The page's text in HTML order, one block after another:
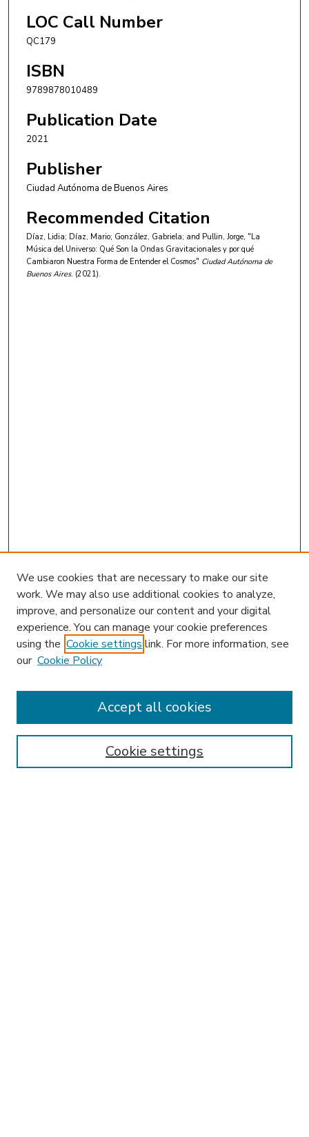
LOC Call Number
QC179
ISBN
9789878010489
Publication Date
2021
Publisher
Ciudad Autónoma de Buenos Aires
Recommended Citation
Díaz, Lidia; Díaz, Mario; González, Gabriela; and Pullin, Jorge, "La
Música del Universo: Qué Son la Ondas Gravitacionales y por qué
Cambiaron Nuestra Forma de Entender el Cosmos" Ciudad Autónoma de
Buenos Aires. (2021).
Enter search terms:
We use cookies that are necessary to make our site
work. We may also use additional cookies to analyze,
improve, and personalize our content and your digital
experience. You can manage your cookie preferences
using the Cookie settings link. For more information, see
our Cookie Policy
Cookie settings
Accept all cookies